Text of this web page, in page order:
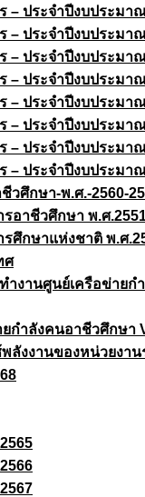
– ประจำปีงบประมา
– ประจำปีงบประมา
– ประจำปีงบประมา
– ประจำปีงบประมา
– ประจำปีงบประมา
– ประจำปีงบประมา
– ประจำปีงบประมา
– ประจำปีงบประมา
วศึกษา-พ.ศ.-2560-
อาชีวศึกษา พ.ศ
ศึกษาแห่งชาติ พ.ศ
ศ
ำงานศูนย์เครือข่าย
กำลังคนอาชีวศึกษา
ลังงานของหน่วยงา